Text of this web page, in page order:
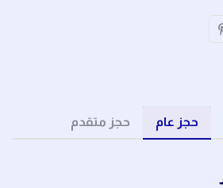
حجز عام حجز متقدم